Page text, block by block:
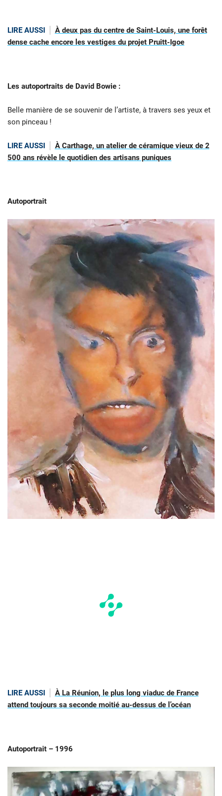
LIRE AUSSI
À deux pas du centre de Saint-Louis, une forêt
dense cache encore les vestiges du projet Pruitt-Igoe
Les autoportraits de David Bowie :
Belle manière de se souvenir de l’artiste, à travers ses yeux et
son pinceau !
LIRE AUSSI
À Carthage, un atelier de céramique vieux de 2
500 ans révèle le quotidien des artisans puniques
Autoportrait
LIRE AUSSI
À La Réunion, le plus long viaduc de France
attend toujours sa seconde moitié au-dessus de l’océan
Autoportrait – 1996